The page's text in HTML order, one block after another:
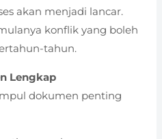
akan menjadi lancar.
konflik yang boleh
tahun.
Lengkap
dokumen penting